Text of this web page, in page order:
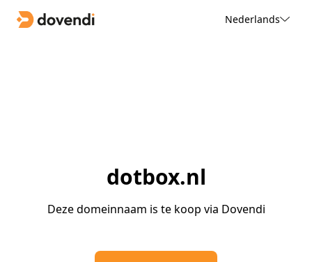
Nederlands
dotbox.nl
Deze domeinnaam is te koop via Dovendi